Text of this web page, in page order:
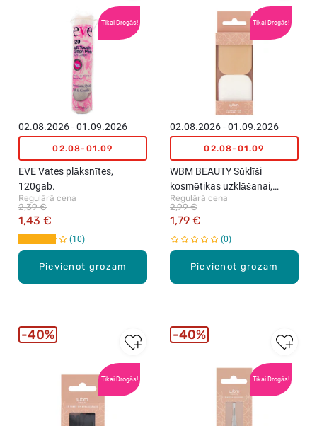
Tikai Drogās!
Pievienot grozam
02.08.2026 - 01.09.2026
02.08-01.09
EVE Vates plāksnītes,
120gab.
Regulārā cena
1,43 €
2,39 €
10
Tikai Drogās!
Pievienot grozam
02.08.2026 - 01.09.2026
02.08-01.09
WBM BEAUTY Sūklīši
kosmētikas uzklāšanai,
4gab.
Regulārā cena
1,79 €
2,99 €
0
Tikai Drogās!
40%
Tikai Drogās!
40%